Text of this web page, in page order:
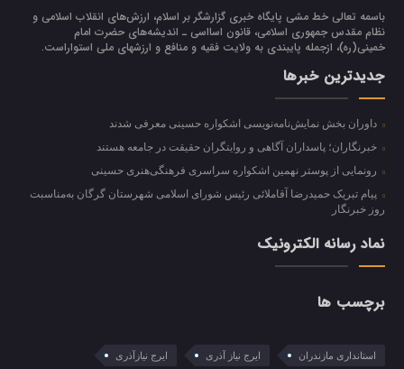
باسمه تعالی خط مشی پایگاه خبری گزارشگر بر اسلام، ارزش‌هاي انقلاب اسلامي و
نظام مقدس جمهوري اسلامي، قانون اسااسی ـ انديشه‌هاي حضرت امام
خميني(ره)، ازجمله پایبندی به ولايت فقيه و منافع و ارزشهاي ملي استواراست.
جدیدترین خبرها
داوران بخش نمایش‌نامه‌نویسی اشکواره حسینی معرفی شدند
خبرنگاران؛ پاسداران آگاهی و روایتگران حقیقت در جامعه هستند
رونمایی از پوستر نهمین اشکواره سراسری فرهنگی‌هنری حسینی
پیام تبریک حمیدرضا آقاملائی رئیس شورای اسلامی شهرستان گرگان به‌مناسبت
روز خبرنگار
نماد رسانه الکترونیک
برچسب ها
استانداری مازندران ایرج نیاز آذری ایرج نیازآذری